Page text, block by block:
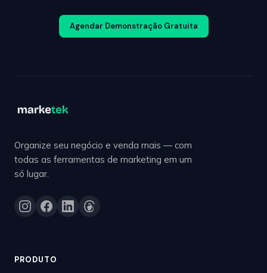
Agendar Demonstração Gratuita
Organize seu negócio e venda mais — com
todas as ferramentas de marketing em um
só lugar.
PRODUTO